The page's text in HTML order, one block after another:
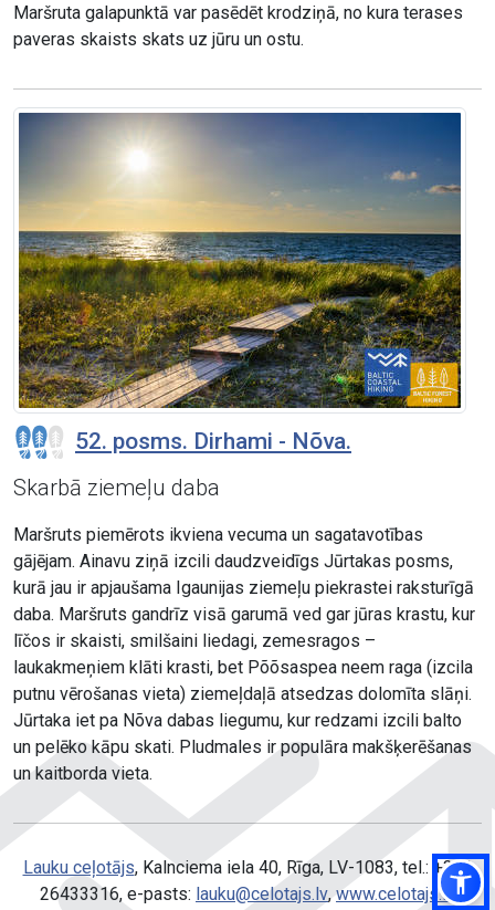
Maršruta galapunktā var pasēdēt krodziņā, no kura terases
paveras skaists skats uz jūru un ostu.
52. posms. Dirhami - Nõva.
Skarbā ziemeļu daba
Maršruts piemērots ikviena vecuma un sagatavotības
gājējam. Ainavu ziņā izcili daudzveidīgs Jūrtakas posms,
kurā jau ir apjaušama Igaunijas ziemeļu piekrastei raksturīgā
daba. Maršruts gandrīz visā garumā ved gar jūras krastu, kur
līčos ir skaisti, smilšaini liedagi, zemesragos –
laukakmeņiem klāti krasti, bet Põõsaspea neem raga (izcila
putnu vērošanas vieta) ziemeļdaļā atsedzas dolomīta slāņi.
Jūrtaka iet pa Nõva dabas liegumu, kur redzami izcili balto
un pelēko kāpu skati. Pludmales ir populāra makšķerēšanas
un kaitborda vieta.
Lauku ceļotājs, Kalnciema iela 40, Rīga, LV-1083, tel.: +371
26433316, e-pasts: lauku@celotajs.lv,www.celotajs.lv